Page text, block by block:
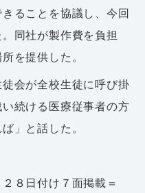
ることを協議し、今回
同社が製作費を負担
を提供した。
会が全校生徒に呼び掛
続ける医療従事者の方
ば」と話した。
８日付け７面掲載＝